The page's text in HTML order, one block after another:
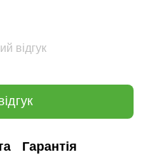
відгук
Гарантія